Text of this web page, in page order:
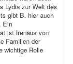
Lydia zur Welt des
gibt B. hier auch
Ein
ist Irenäus von
Familien der
wichtige Rolle